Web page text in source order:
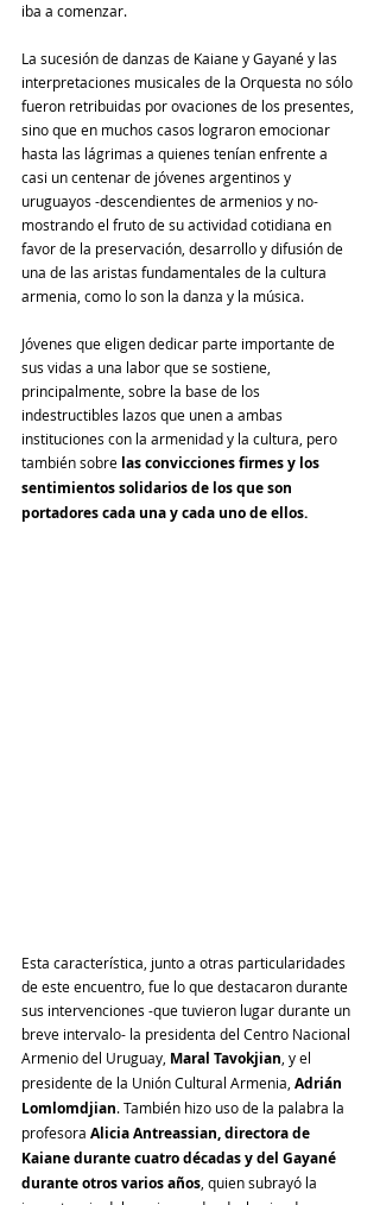
iba a comenzar.
La sucesión de danzas de Kaiane y Gayané y las
interpretaciones musicales de la Orquesta no sólo
fueron retribuidas por ovaciones de los presentes,
sino que en muchos casos lograron emocionar
hasta las lágrimas a quienes tenían enfrente a
casi un centenar de jóvenes argentinos y
uruguayos -descendientes de armenios y no-
mostrando el fruto de su actividad cotidiana en
favor de la preservación, desarrollo y difusión de
una de las aristas fundamentales de la cultura
armenia, como lo son la danza y la música.
Jóvenes que eligen dedicar parte importante de
sus vidas a una labor que se sostiene,
principalmente, sobre la base de los
indestructibles lazos que unen a ambas
instituciones con la armenidad y la cultura, pero
también sobre las convicciones firmes y los
sentimientos solidarios de los que son
portadores cada una y cada uno de ellos.
Esta característica, junto a otras particularidades
de este encuentro, fue lo que destacaron durante
sus intervenciones -que tuvieron lugar durante un
breve intervalo- la presidenta del Centro Nacional
Armenio del Uruguay, Maral Tavokjian , y el
presidente de la Unión Cultural Armenia, Adrián
Lomlomdjian. También hizo uso de la palabra la
profesora Alicia Antreassian, directora de
Kaiane durante cuatro décadas y del Gayané
durante otros varios años , quien subrayó la